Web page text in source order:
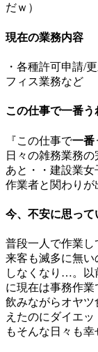
だｗ）
現在の業務内容
・各種許可申請/
フィス業務など
この仕事で一番う
『この仕事で一番
日々の雑務業務の
あと・・建設業
作業者と関わりが
今、不安に思って
普段一人で作業し
来客も滅多に無い
しなくなり…。以
に現在は事務作
飲みながらオヤ
えたのにダイエ
もそんな日々も幸